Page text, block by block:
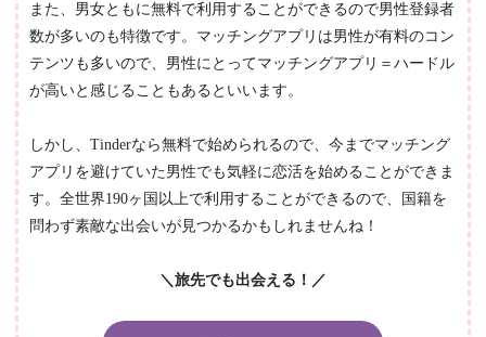
また、男女ともに無料で利用することができるので男性登録者
数が多いのも特徴です。マッチングアプリは男性が有料のコン
テンツも多いので、男性にとってマッチングアプリ＝ハードル
が高いと感じることもあるといいます。
しかし、Tinderなら無料で始められるので、今までマッチング
アプリを避けていた男性でも気軽に恋活を始めることができま
す。全世界190ヶ国以上で利用することができるので、国籍を
問わず素敵な出会いが見つかるかもしれませんね！
＼旅先でも出会える！／